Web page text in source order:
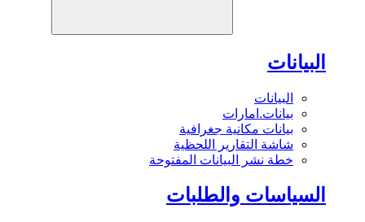
البيانات
البيانات
بيانات.امارات
بيانات مكانية جغرافية
شاشة التقارير اللحظية
خطة نشر البيانات المفتوحة
السياسات والطلبات